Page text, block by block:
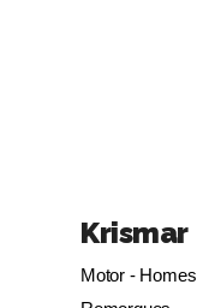
Krismar
Motor - Homes